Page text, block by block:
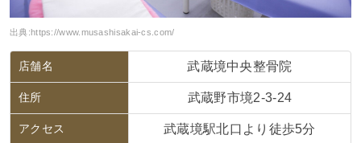
出典:https://www.musashisakai-cs.com/
店舗名 武蔵境中央整骨院
住所 武蔵野市境2-3-24
アクセス 武蔵境駅北口より徒歩5分